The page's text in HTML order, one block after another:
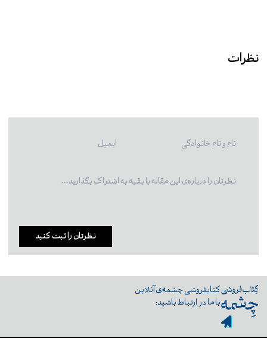
نظرات
نظرتان را ثبت کنید
کتابفروشی چشمه‌ی آنلاین
با ما در ارتباط باشید: